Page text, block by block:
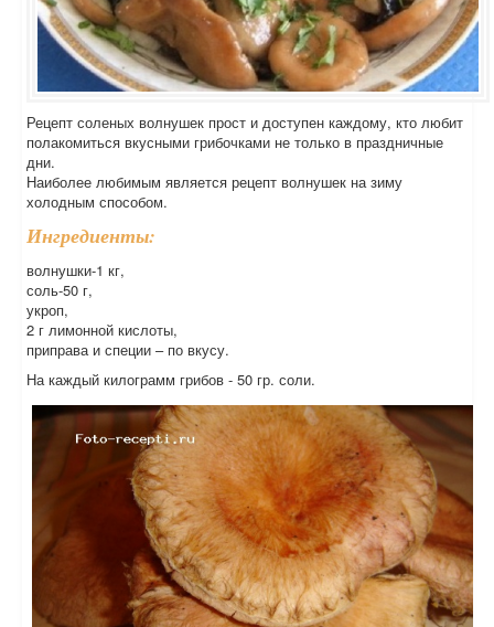
Рецепт соленых волнушек прост и доступен каждому, кто любит
полакомиться вкусными грибочками не только в праздничные
дни.
Наиболее любимым является рецепт волнушек на зиму
холодным способом.
Ингредиенты:
волнушки-1 кг,
соль-50 г,
укроп,
2 г лимонной кислоты,
приправа и специи – по вкусу.
На каждый килограмм грибов - 50 гр. соли.